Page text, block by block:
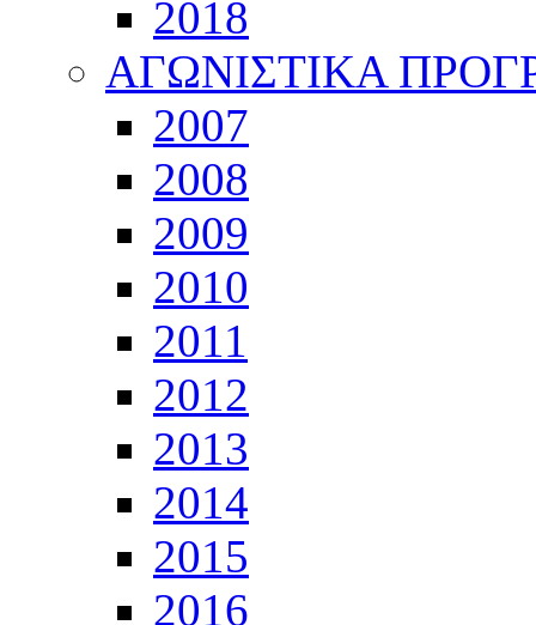
2018
ΑΓΩΝΙΣΤΙΚΑ
2007
2008
2009
2010
2011
2012
2013
2014
2015
2016